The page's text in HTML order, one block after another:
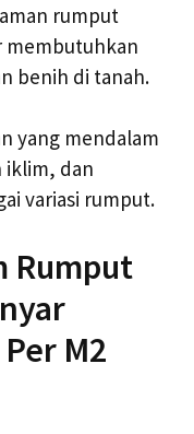
rumput
membutuhkan
benih di tanah.
yang mendalam
iklim, dan
variasi rumput.
Rumput
M2